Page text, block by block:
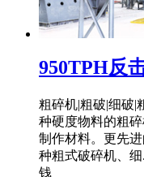
950TPH反
粗碎机|粗破|细破|
种硬度物料的粗
制作材料。更先
种粗式破碎机、
钱